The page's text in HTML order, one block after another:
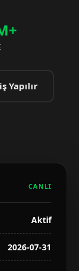
Yapılır
CANLI
Aktif
2026-07-31